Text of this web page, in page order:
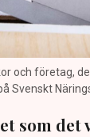
och företag,
Svenskt
som det